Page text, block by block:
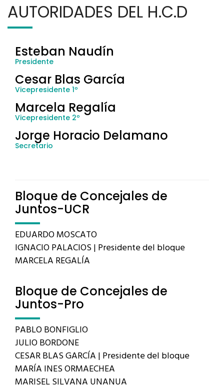
AUTORIDADES DEL H.C.D
Esteban Naudín
Presidente
Cesar Blas García
Vicepresidente 1º
Marcela Regalía
Vicepresidente 2º
Jorge Horacio Delamano
Secretario
Bloque de Concejales de
Juntos-UCR
EDUARDO MOSCATO
IGNACIO PALACIOS | Presidente del bloque
MARCELA REGALÍA
Bloque de Concejales de
Juntos-Pro
PABLO BONFIGLIO
JULIO BORDONE
CESAR BLAS GARCÍA | Presidente del bloque
MARÍA INES ORMAECHEA
MARISEL SILVANA UNANUA